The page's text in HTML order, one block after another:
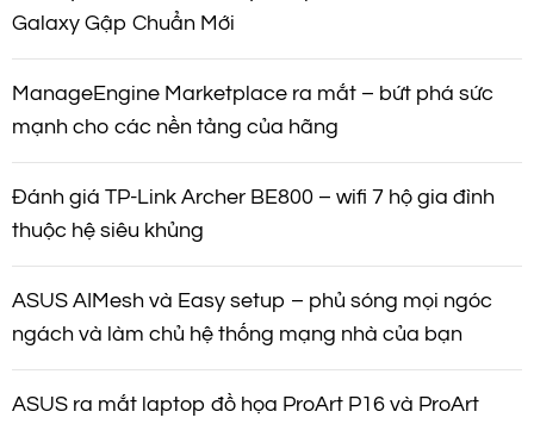
Galaxy Gập Chuẩn Mới
ManageEngine Marketplace ra mắt – bứt phá sức
mạnh cho các nền tảng của hãng
Đánh giá TP-Link Archer BE800 – wifi 7 hộ gia đình
thuộc hệ siêu khủng
ASUS AIMesh và Easy setup – phủ sóng mọi ngóc
ngách và làm chủ hệ thống mạng nhà của bạn
ASUS ra mắt laptop đồ họa ProArt P16 và ProArt